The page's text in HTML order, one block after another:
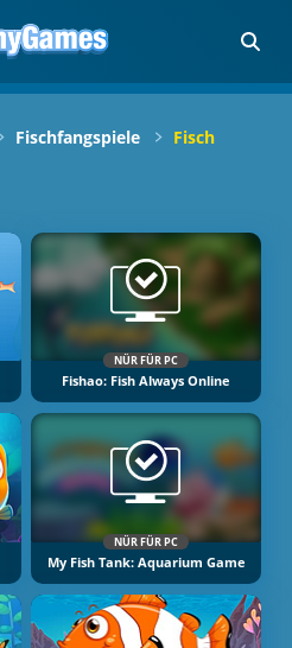
Fischfangspiele Fisch
NÜR FÜR PC
Fishao: Fish Always Online
NÜR FÜR PC
My Fish Tank: Aquarium Game